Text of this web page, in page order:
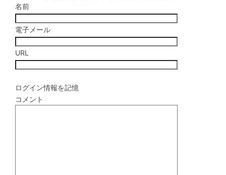
名前
電子メール
URL
ログイン情報を記憶
コメント